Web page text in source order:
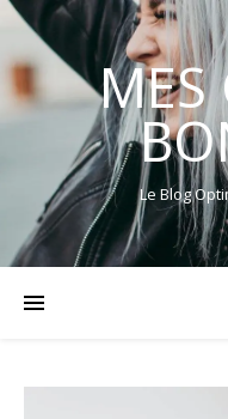
MES
Le Blog